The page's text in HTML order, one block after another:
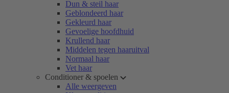
Dun & steil haar
Geblondeerd haar
Gekleurd haar
Gevoelige hoofdhuid
Krullend haar
Middelen tegen haaruitval
Normaal haar
Vet haar
Conditioner & spoelen
Alle weergeven